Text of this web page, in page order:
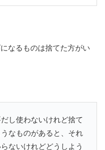
なるものは捨てた方がい
し使わないけれど捨て
なものがあると、それ
ないけれどどうしよう